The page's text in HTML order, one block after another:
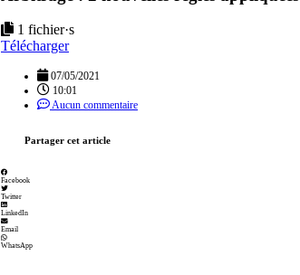
1 fichier·s
Télécharger
07/05/2021
10:01
Aucun commentaire
Partager cet article
Facebook
Twitter
LinkedIn
Email
WhatsApp